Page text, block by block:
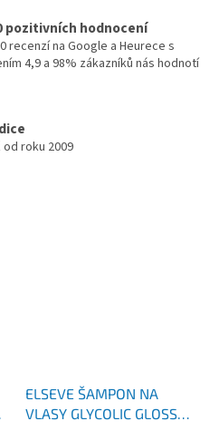
pozitivních hodnocení
recenzí na Google a Heurece s
4,9 a 98% zákazníků nás hodnotí
roku 2009
ELSEVE ŠAMPON NA
VLASY GLYCOLIC GLOSS